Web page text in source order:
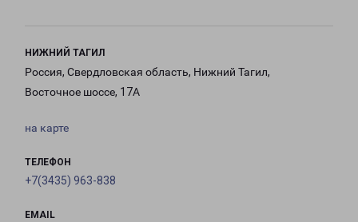
НИЖНИЙ ТАГИЛ
Россия, Свердловская область, Нижний Тагил,
Восточное шоссе, 17А
на карте
ТЕЛЕФОН
+7(3435) 963-838
EMAIL